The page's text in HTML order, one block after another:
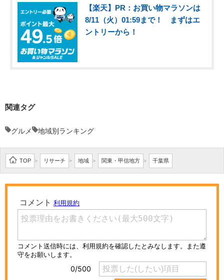
【楽天】PR：お買い物マラソンは
8/11（火）01:59まで！ まずはエ
ントリーから！
関連タグ
グルメ 地域別ランキング
TOP > リサーチ > 地域 > 関東・甲信地方 > 千葉県